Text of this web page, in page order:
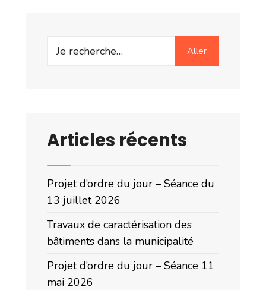
Search
Aller
Articles récents
Projet d’ordre du jour – Séance du
13 juillet 2026
Travaux de caractérisation des
bâtiments dans la municipalité
Projet d’ordre du jour – Séance 11
mai 2026